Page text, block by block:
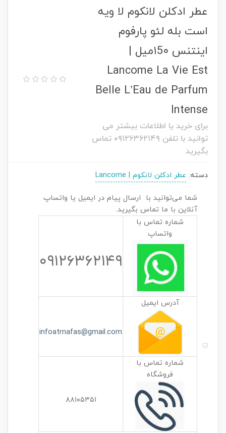
عطر ادکلن لانکوم لا ویه
است بله لئو پارفوم
اینتنس ۱5۰میل |
Lancome La Vie Est
Belle L’Eau de Parfum
Intense
برای خرید یا اطلاعات بیشتر می
توانید با تلفن ۰۹۱۲۶۳۶۲۱۴۹ تماس
بگیرید
دسته: عطر ادکلن لانکوم | Lancome
شما می‌توانید با ارسال پیام در ایمیل یا واتساپ
آنلاین با ما تماس بگیرید.
شماره تماس با
واتساپ
۰۹۱۲۶۳۶۲۱۴۹
آدرس ایمیل
infoatrnafas@gmail.com
شماره تماس با
فروشگاه
۸۸۱۰۵۳۵۱